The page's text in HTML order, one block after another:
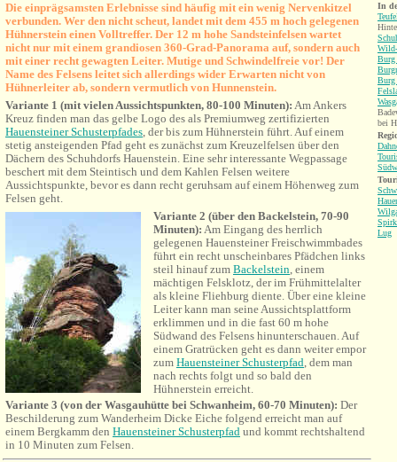
Die einprägsamsten Erlebnisse sind häufig mit ein wenig Nervenkitzel
verbunden. Wer den nicht scheut, landet mit dem 455 m hoch gelegenen
Hühnerstein einen Volltreffer. Der 12 m hohe Sandsteinfelsen wartet
nicht nur mit einem grandiosen 360-Grad-Panorama auf, sondern auch
mit einer recht gewagten Leiter. Mutige und Schwindelfreie vor! Der
Name des Felsens leitet sich allerdings wider Erwarten nicht von
Hühnerleiter ab, sondern vermutlich von Hunnenstein.
Variante 1 (mit vielen Aussichtspunkten, 80-100 Minuten): Am Ankers
Kreuz finden man das gelbe Logo des als Premiumweg zertifizierten
Hauensteiner Schusterpfades, der bis zum Hühnerstein führt. Auf einem
stetig ansteigenden Pfad geht es zunächst zum Kreuzelfelsen über den
Dächern des Schuhdorfs Hauenstein. Eine sehr interessante Wegpassage
beschert mit dem Steintisch und dem Kahlen Felsen weitere
Aussichtspunkte, bevor es dann recht geruhsam auf einem Höhenweg zum
Felsen geht.
Variante 2 (über den Backelstein, 70-90
Minuten): Am Eingang des herrlich
gelegenen Hauensteiner Freischwimmbades
führt ein recht unscheinbares Pfädchen links
steil hinauf zum Backelstein, einem
mächtigen Felsklotz, der im Frühmittelalter
als kleine Fliehburg diente. Über eine kleine
Leiter kann man seine Aussichtsplattform
erklimmen und in die fast 60 m hohe
Südwand des Felsens hinunterschauen. Auf
einem Gratrücken geht es dann weiter empor
zum Hauensteiner Schusterpfad, dem man
nach rechts folgt und so bald den
Hühnerstein erreicht.
Variante 3 (von der Wasgauhütte bei Schwanheim, 60-70 Minuten): Der
Beschilderung zum Wanderheim Dicke Eiche folgend erreicht man auf
einem Bergkamm den Hauensteiner Schusterpfad und kommt rechtshaltend
in 10 Minuten zum Felsen.
In
Burg
Burg
bei
Lug